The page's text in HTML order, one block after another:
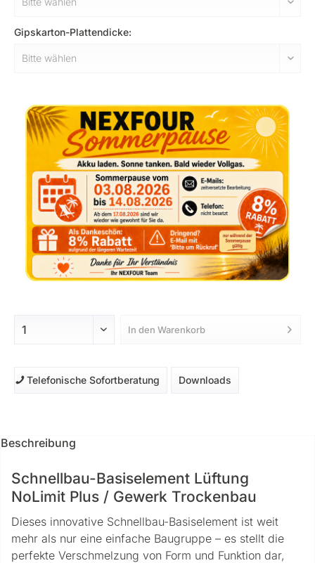
Gipskarton-Plattendicke:
In den Warenkorb
Telefonische Sofortberatung Downloads
Beschreibung
Schnellbau-Basiselement Lüftung
NoLimit Plus / Gewerk Trockenbau
Dieses innovative Schnellbau-Basiselement ist weit
mehr als nur eine einfache Baugruppe – es stellt die
perfekte Verschmelzung von Form und Funktion dar,